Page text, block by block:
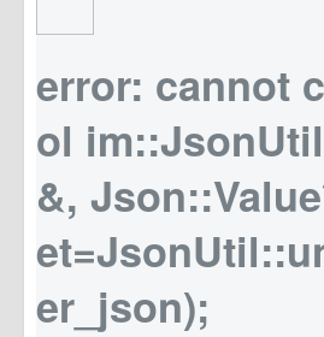
error: cannot
ol
&,
er_json);